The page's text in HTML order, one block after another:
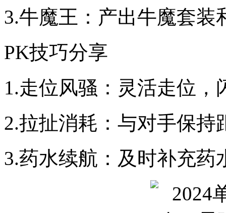
3.牛魔王：产出牛魔套装
PK技巧分享
1.走位风骚：灵活走位，
2.拉扯消耗：与对手保持
3.药水续航：及时补充药